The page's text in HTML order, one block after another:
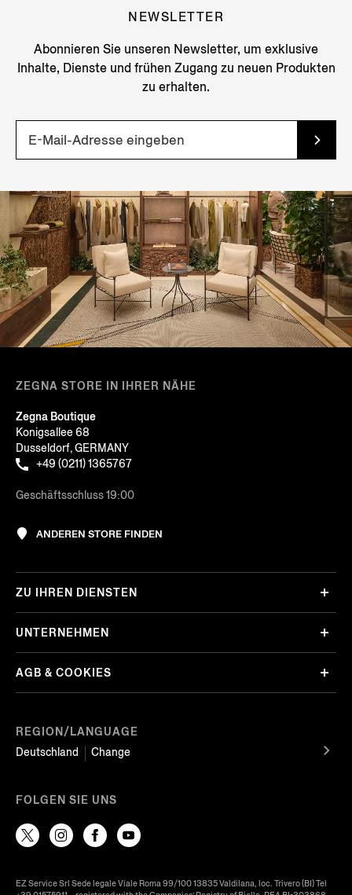
NEWSLETTER
Abonnieren Sie unseren Newsletter, um exklusive
Inhalte, Dienste und frühen Zugang zu neuen Produkten
zu erhalten.
ZEGNA STORE IN IHRER NÄHE
Zegna Boutique
Konigsallee 68
Dusseldorf, GERMANY
+49 (0211) 1365767
Geschäftsschluss 19:00
ANDEREN STORE FINDEN
REGION/LANGUAGE
Deutschland
Change
ZU IHREN DIENSTEN
UNTERNEHMEN
AGB & COOKIES
FOLGEN SIE UNS
EZ Service Srl Sede legale Viale Roma 99/100 13835 Valdilana, loc. Trivero (BI) Tel